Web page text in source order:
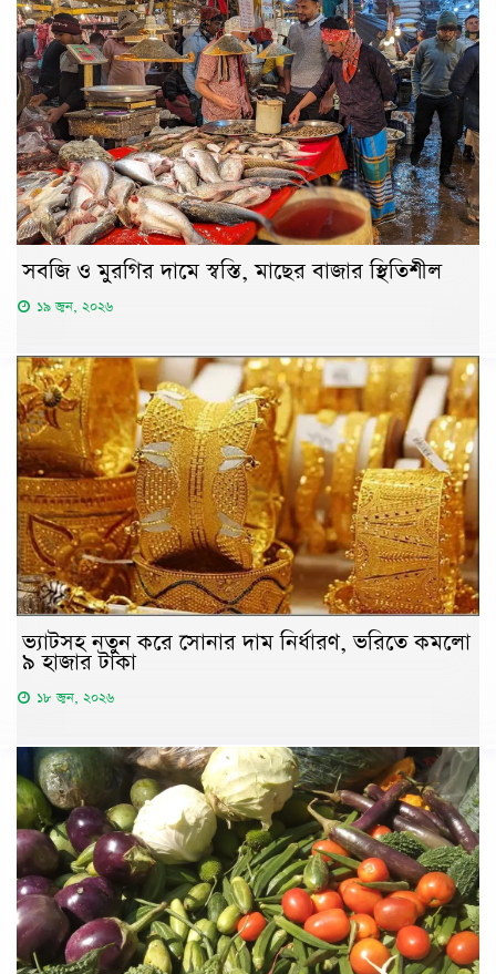
সবজি ও মুরগির দামে স্বস্তি, মাছের বাজার স্থিতিশীল
১৯ জুন, ২০২৬
ভ্যাটসহ নতুন করে সোনার দাম নির্ধারণ, ভরিতে কমলো
৯ হাজার টাকা
১৮ জুন, ২০২৬